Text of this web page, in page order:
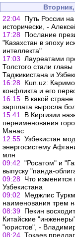
22:04 Путь России
исторически, -
17:28 Послание
"Казахстан в эпоху
интеллекта"
17:03 Лауреатами
Толстого стали главы
Таджикистана и
16:28 Kun.uz:
конфликта и его
16:15 В какой
зарплата выросла
15:41
В Киргизии
переименования
Манас
12:55 Узбекистан
энергосистему
млн
09:42 "Росатом" и
выпуску "панда-
09:28 Что изменится
Узбекистана
09:02
Меджлис
наименования трем
08:39 Пекин
Китайские
"юристов", -
08:24 Токаев